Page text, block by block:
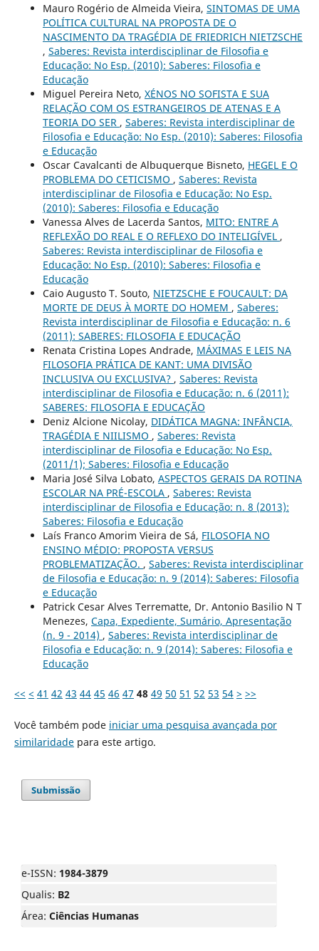
Mauro Rogério de Almeida Vieira, SINTOMAS DE UMA
POLÍTICA CULTURAL NA PROPOSTA DE O
NASCIMENTO DA TRAGÉDIA DE FRIEDRICH NIETZSCHE
, Saberes: Revista interdisciplinar de Filosofia e
Educação: No Esp. (2010): Saberes: Filosofia e
Educação
Miguel Pereira Neto, XÉNOS NO SOFISTA E SUA
RELAÇÃO COM OS ESTRANGEIROS DE ATENAS E A
TEORIA DO SER , Saberes: Revista interdisciplinar de
Filosofia e Educação: No Esp. (2010): Saberes: Filosofia
e Educação
Oscar Cavalcanti de Albuquerque Bisneto, HEGEL E O
PROBLEMA DO CETICISMO , Saberes: Revista
interdisciplinar de Filosofia e Educação: No Esp.
(2010): Saberes: Filosofia e Educação
Vanessa Alves de Lacerda Santos, MITO: ENTRE A
REFLEXÃO DO REAL E O REFLEXO DO INTELIGÍVEL ,
Saberes: Revista interdisciplinar de Filosofia e
Educação: No Esp. (2010): Saberes: Filosofia e
Educação
Caio Augusto T. Souto, NIETZSCHE E FOUCAULT: DA
MORTE DE DEUS À MORTE DO HOMEM , Saberes:
Revista interdisciplinar de Filosofia e Educação: n. 6
(2011): SABERES: FILOSOFIA E EDUCAÇÃO
Renata Cristina Lopes Andrade, MÁXIMAS E LEIS NA
FILOSOFIA PRÁTICA DE KANT: UMA DIVISÃO
INCLUSIVA OU EXCLUSIVA? , Saberes: Revista
interdisciplinar de Filosofia e Educação: n. 6 (2011):
SABERES: FILOSOFIA E EDUCAÇÃO
Deniz Alcione Nicolay, DIDÁTICA MAGNA: INFÂNCIA,
TRAGÉDIA E NIILISMO , Saberes: Revista
interdisciplinar de Filosofia e Educação: No Esp.
(2011/1); Saberes: Filosofia e Educação
Maria José Silva Lobato, ASPECTOS GERAIS DA ROTINA
ESCOLAR NA PRÉ-ESCOLA , Saberes: Revista
interdisciplinar de Filosofia e Educação: n. 8 (2013):
Saberes: Filosofia e Educação
Laís Franco Amorim Vieira de Sá, FILOSOFIA NO
ENSINO MÉDIO: PROPOSTA VERSUS
PROBLEMATIZAÇÃO. , Saberes: Revista interdisciplinar
de Filosofia e Educação: n. 9 (2014): Saberes: Filosofia
e Educação
Patrick Cesar Alves Terrematte, Dr. Antonio Basilio N T
Menezes, Capa, Expediente, Sumário, Apresentação
(n. 9 - 2014) , Saberes: Revista interdisciplinar de
Filosofia e Educação: n. 9 (2014): Saberes: Filosofia e
Educação
<< < 41 42 43 44 45 46 47 48 49 50 51 52 53 54 > >>
Você também pode iniciar uma pesquisa avançada por
similaridadepara este artigo.
Submissão
e-ISSN: 1984-3879
Qualis: B2
Área: Ciências Humanas